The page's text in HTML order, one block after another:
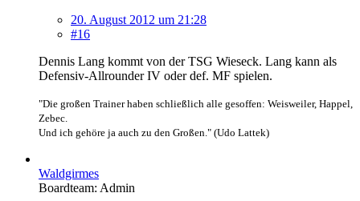
20. August 2012 um 21:28
#16
Dennis Lang kommt von der TSG Wieseck. Lang kann als
Defensiv-Allrounder IV oder def. MF spielen.
"Die großen Trainer haben schließlich alle gesoffen: Weisweiler, Happel,
Zebec.
Und ich gehöre ja auch zu den Großen." (Udo Lattek)
Waldgirmes
Boardteam: Admin